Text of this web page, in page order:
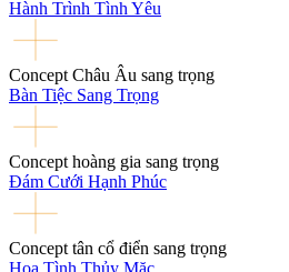
Hành Trình Tình Yêu
Concept Châu Âu sang trọng
Bàn Tiệc Sang Trọng
Concept hoàng gia sang trọng
Đám Cưới Hạnh Phúc
Concept tân cổ điển sang trọng